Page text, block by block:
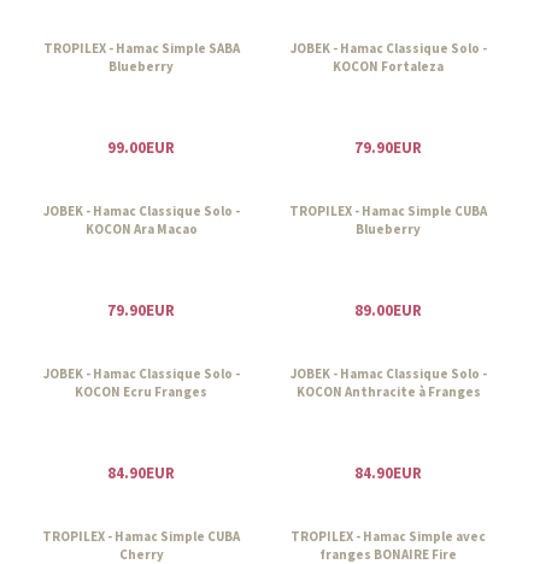
TROPILEX - Hamac Simple SABA
Blueberry
99.00EUR
JOBEK - Hamac Classique Solo -
KOCON Fortaleza
79.90EUR
JOBEK - Hamac Classique Solo -
KOCON Ara Macao
79.90EUR
TROPILEX - Hamac Simple CUBA
Blueberry
89.00EUR
JOBEK - Hamac Classique Solo -
KOCON Ecru Franges
84.90EUR
JOBEK - Hamac Classique Solo -
KOCON Anthracite à Franges
84.90EUR
TROPILEX - Hamac Simple CUBA
Cherry
TROPILEX - Hamac Simple avec
franges BONAIRE Fire